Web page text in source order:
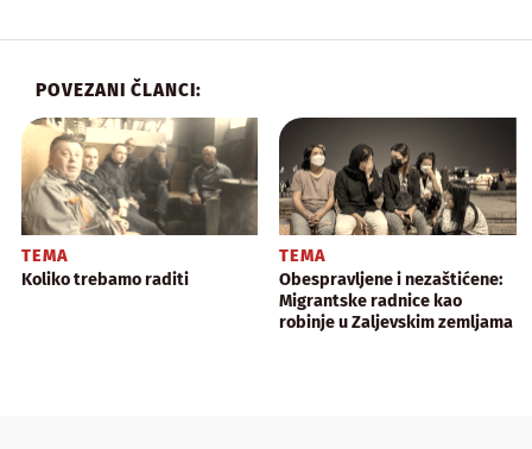
POVEZANI ČLANCI:
TEMA
Koliko trebamo raditi
TEMA
Obespravljene i nezaštićene:
Migrantske radnice kao
robinje u Zaljevskim zemljama